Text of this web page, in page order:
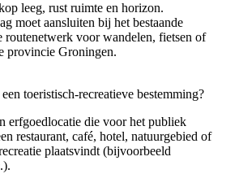
leeg, rust ruimte en horizon.
moet aansluiten bij het bestaande
routenetwerk voor wandelen, fietsen of
provincie Groningen.
toeristisch-recreatieve bestemming?
erfgoedlocatie die voor het publiek
restaurant, café, hotel, natuurgebied of
plaatsvindt (bijvoorbeeld